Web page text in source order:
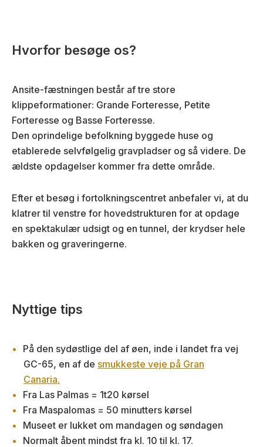
Hvorfor besøge os?
Ansite-fæstningen består af tre store
klippeformationer: Grande Forteresse, Petite
Forteresse og Basse Forteresse.
Den oprindelige befolkning byggede huse og
etablerede selvfølgelig gravpladser og så videre. De
ældste opdagelser kommer fra dette område.
Efter et besøg i fortolkningscentret anbefaler vi, at du
klatrer til venstre for hovedstrukturen for at opdage
en spektakulær udsigt og en tunnel, der krydser hele
bakken og graveringerne.
Nyttige tips
På den sydøstlige del af øen, inde i landet fra vej
GC-65, en af de smukkeste veje på Gran
Canaria.
Fra Las Palmas = 1t20 kørsel
Fra Maspalomas = 50 minutters kørsel
Museet er lukket om mandagen og søndagen
Normalt åbent mindst fra kl. 10 til kl. 17.